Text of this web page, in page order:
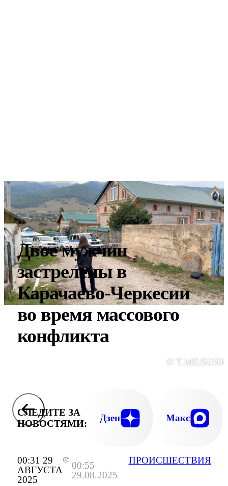
00:31 29
АВГУСТА
2025
00:55
29.08.2025
ПРОИСШЕСТВИЯ
Двое мужчин
застрелены в
Карачаево-Черкесии
во время массового
конфликта
© T.ME/
СЛЕДИТЕ ЗА
НОВОСТЯМИ:
Дзен Макс